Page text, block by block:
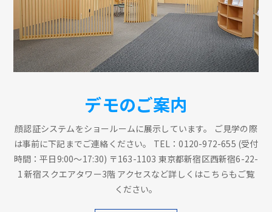
デモのご案内
顔認証システムをショールームに展示しています。 ご見学の際
は事前に下記までご連絡ください。 TEL：0120-972-655 (受付
時間：平日9:00～17:30) 〒163-1103 東京都新宿区西新宿6-22-
1 新宿スクエアタワー3階 アクセスなど詳しくはこちらもご覧
ください。